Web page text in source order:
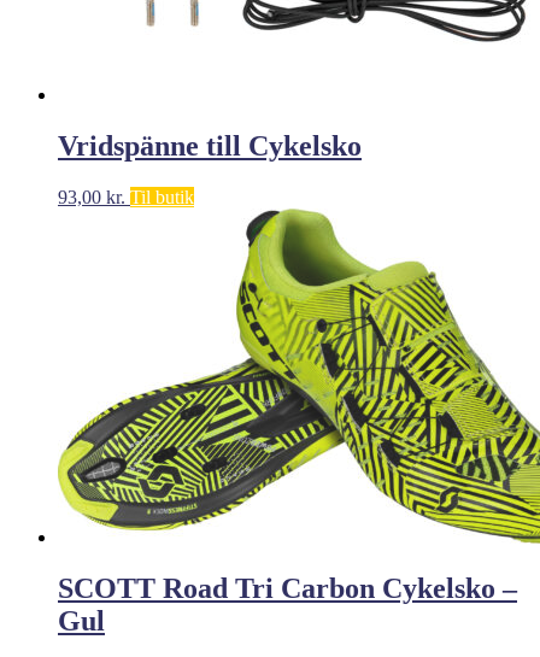
Vridspänne till Cykelsko
93,00 kr. Til butik
SCOTT Road Tri Carbon Cykelsko –
Gul